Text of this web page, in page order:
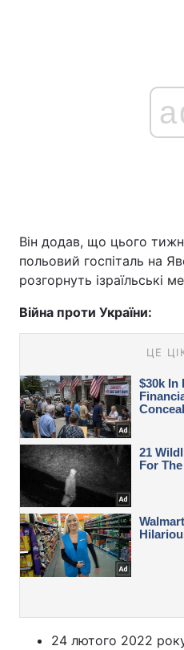
Він додав, що цього
польовий госпіталь на
розгорнуть ізраїльські
Війна проти України:
24 лютого 2022